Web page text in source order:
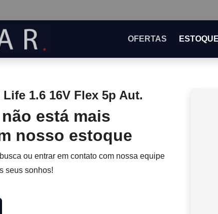
OFERTAS ESTOQUE
1.6 16V Flex 5p Aut.
está mais
nosso estoque
ou entrar em contato com nossa equipe
seus sonhos!